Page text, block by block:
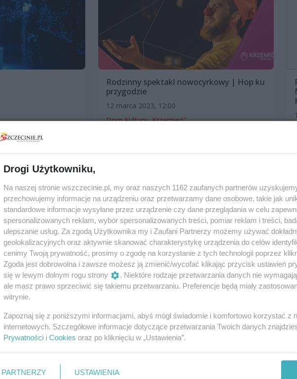
Rodzinny spektakl nowocyrkowy | Hop ku
przygodzie
12 marca 2023, 12:00
Dom Kultury „Krzemień”
Niecierpki
Teatr Kana
Spektakle i opery
Drogi Użytkowniku,
Na naszej stronie wszczecinie.pl, my oraz naszych 1162 zaufanych partnerów
przechowujemy informacje na urządzeniu oraz przetwarzamy dane osobowe, takie jak
standardowe informacje wysyłane przez urządzenie czy dane przeglądania w celu
spersonalizowanych reklam, wybór spersonalizowanych treści, pomiar reklam i treści,
ulepszanie usług. Za zgodą Użytkownika my i Zaufani Partnerzy możemy używać
geolokalizacyjnych oraz aktywnie skanować charakterystykę urządzenia do celów
cenimy Twoją prywatność, prosimy o zgodę na korzystanie z tych technologii poprzez
Zgoda jest dobrowolna i zawsze możesz ją zmienić/wycofać klikając przycisk ustawień
się w lewym dolnym rogu strony
. Niektóre rodzaje przetwarzania danych nie
ale masz prawo sprzeciwić się takiemu przetwarzaniu. Preferencje będą miały
witrynie.
Zapoznaj się z poniższymi informacjami, abyś mógł świadomie i komfortowo korzystać z
internetowych. Szczegółowe informacje dotyczące przetwarzania Twoich danych
Prywatności i Cookies oraz po kliknięciu w „Ustawienia”.
PARTNERZY USTAWIENIA